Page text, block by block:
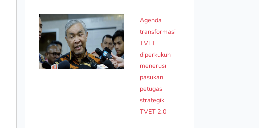
Agenda
transformasi
TVET
diperkukuh
menerusi
pasukan
petugas
strategik
TVET 2.0